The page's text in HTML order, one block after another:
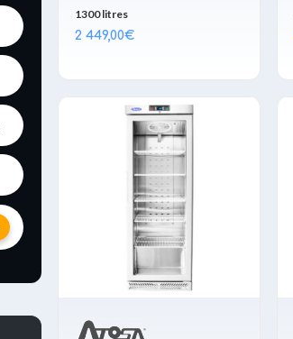
1300 litres
2 449,00€